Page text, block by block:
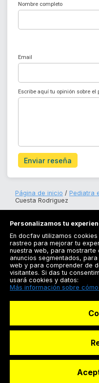
Nombre completo
Email
Escribe aquí tu opinión sobre el
Enviar reseña
Página de inicio Pediatra
Cuesta Rodriguez
Docfav
©
Personalizamos tu
En docfav utilizamos
rastreo para mejorar tu
nuestra web, para
anuncios segmentados,
web y para comprender de
visitantes. Si das tu
usará cookies y datos:
Más información sobre